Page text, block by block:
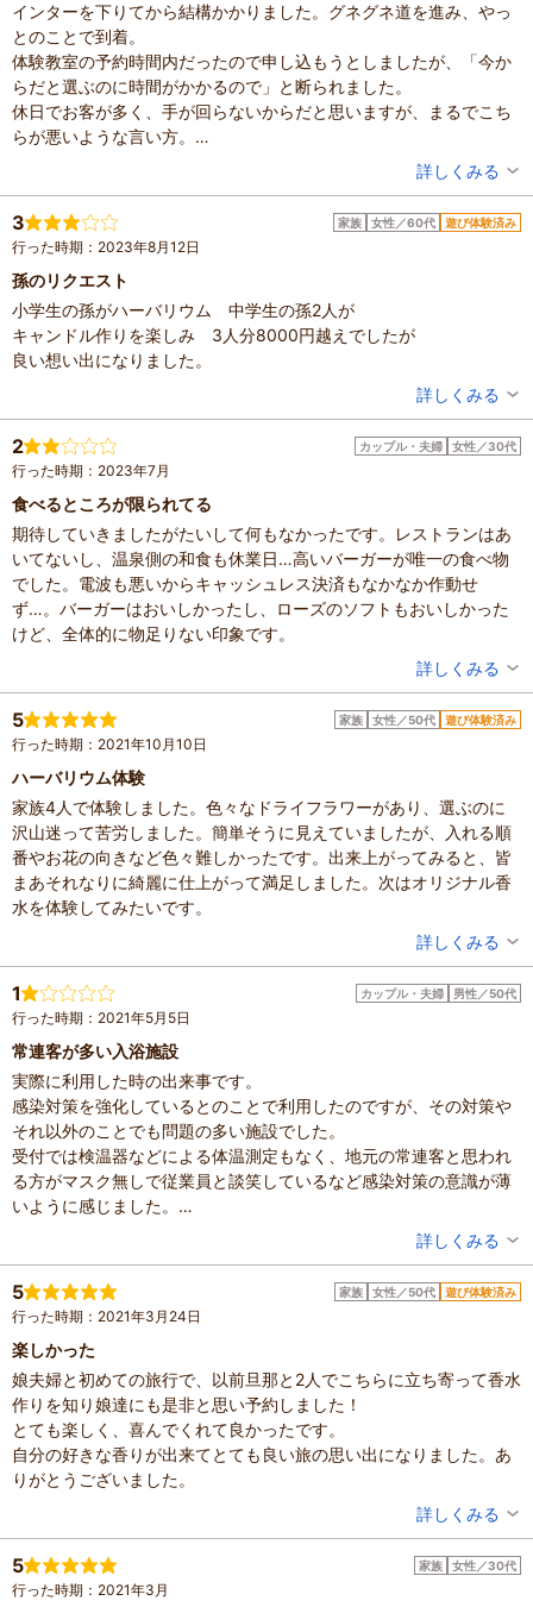
熟成が終わるのを心待ちにしながら、毎日瓶を朝と晩降っていま
す。
楽しい時間、ありがとうございました。
☆天然１００％の精油をブレンド☆世界にひとつだけの『
オリジナル香水作り』
3,800円～
※最新のプラン内容はクチコミ投稿時と異なる場合があります。
予約時は必ずプラン詳細をご確認ください。
インターを下りてから結構かかりました。グネグネ道を進み、やっ
とのことで到着。
体験教室の予約時間内だったので申し込もうとしましたが、「今か
らだと選ぶのに時間がかかるので」と断られました。
休日でお客が多く、手が回らないからだと思いますが、まるでこち
らが悪いような言い方。
淡路島なんて次はいつ来れるか分からないし、子どもも楽しみにし
HPに時間を載せ、教室の掲示板にも受付終了と載せるべきです。
お土産屋は香り物が揃っていますが、ピンキリです。
オリジナルのラベンダーボディソープはおすすめ。
銭湯は老朽化が進んでいますが休憩所もありゆっくりできます。ラ
ベンダー湯はすごい芳香ですが、ヨモギ湯はほとんど香りがしませ
ん。
湯上がりにラベンダー水を無料で飲めます。そちらも香りがかなり
滞在時間：1～2時間
人数：3人～5人
家族の内訳：お子様、配偶者
子供の年齢：7～12歳
投稿日：2023年9月3日
詳しくみる
3 家族 女性／60代 遊び体験済み
行った時期：2023年8月12日
孫のリクエスト
小学生の孫がハーバリウム 中学生の孫2人が
キャンドル作りを楽しみ 3人分8000円越えでしたが
良い想い出になりました。
滞在時間：1～2時間
人数：6人～9人
家族の内訳：お子様、配偶者、その他
子供の年齢：7～12歳、13歳以上
投稿日：2023年8月15日
詳しくみる
2 カップル・夫婦 女性／30代
行った時期：2023年7月
食べるところが限られてる
期待していきましたがたいして何もなかったです。レストランはあ
いてないし、温泉側の和食も休業日…高いバーガーが唯一の食べ物
でした。電波も悪いからキャッシュレス決済もなかなか作動せ
ず…。バーガーはおいしかったし、ローズのソフトもおいしかった
けど、全体的に物足りない印象です。
滞在時間：1～2時間
設備の有無：駐車場
投稿日：2023年7月19日
詳しくみる
5 家族 女性／50代 遊び体験済み
行った時期：2021年10月10日
ハーバリウム体験
家族4人で体験しました。色々なドライフラワーがあり、選ぶのに
沢山迷って苦労しました。簡単そうに見えていましたが、入れる順
番やお花の向きなど色々難しかったです。出来上がってみると、皆
まあそれなりに綺麗に仕上がって満足しました。次はオリジナル香
水を体験してみたいです。
滞在時間：1～2時間
人数：3人～5人
家族の内訳：お子様、親・祖父母
子供の年齢：13歳以上
投稿日：2021年10月11日
詳しくみる
1 カップル・夫婦 男性／50代
行った時期：2021年5月5日
常連客が多い入浴施設
実際に利用した時の出来事です。
感染対策を強化しているとのことで利用したのですが、その対策や
それ以外のことでも問題の多い施設でした。
受付では検温器などによる体温測定もなく、地元の常連客と思われ
る方がマスク無しで従業員と談笑しているなど感染対策の意識が薄
いように感じました。
サウナ室は混雑し、ここでも地元の常連客が大声で談笑していたの
するとしばらくしてサウナ室から出てきた人（地元の常連客）が掛
け湯せずに湯船に入ろうとしたので、「掛け湯してください」と声
がけすると「わしらはそんなんせんでいいんや！」と大声で逆ギレ
される始末。
怖くなって急いで着替え、フロントに事の次第を説明するも「すい
ません、地元の常連客なんで…」で終わってしまいました。
温泉自体は2種類の香りの湯など楽しめそうだっただけに、非常に残
念な施設でした。
以上のような事が気にならない方には楽しめると思います。
滞在時間：1時間未満
設備の有無：駐車場、トイレ、休憩所
投稿日：2021年5月5日
詳しくみる
5 家族 女性／50代 遊び体験済み
行った時期：2021年3月24日
楽しかった
娘夫婦と初めての旅行で、以前旦那と2人でこちらに立ち寄って香水
作りを知り娘達にも是非と思い予約しました！
とても楽しく、喜んでくれて良かったです。
自分の好きな香りが出来てとても良い旅の思い出になりました。あ
りがとうございました。
滞在時間：1時間未満
人数：3人～5人
家族の内訳：お子様
詳しくみる
5 家族 女性／30代
行った時期：2021年3月